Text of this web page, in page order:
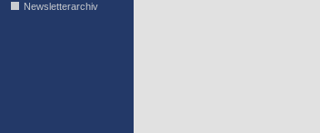
Newsletterarchiv